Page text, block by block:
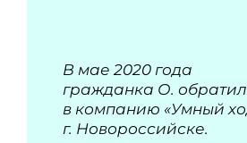
В мае 2020 года
гражданка О.
в компанию «Умный
г. Новороссийске.